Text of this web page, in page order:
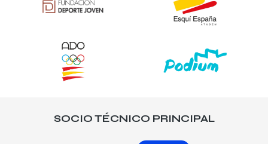
SOCIO TÉCNICO PRINCIPAL